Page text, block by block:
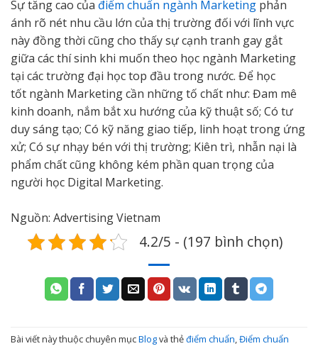
Sự tăng cao của điểm chuẩn ngành Marketing phản
ánh rõ nét nhu cầu lớn của thị trường đối với lĩnh vực
này đồng thời cũng cho thấy sự cạnh tranh gay gắt
giữa các thí sinh khi muốn theo học ngành Marketing
tại các trường đại học top đầu trong nước. Để học
tốt ngành Marketing cần những tố chất như: Đam mê
kinh doanh, nắm bắt xu hướng của kỹ thuật số; Có tư
duy sáng tạo; Có kỹ năng giao tiếp, linh hoạt trong ứng
xử; Có sự nhạy bén với thị trường; Kiên trì, nhẫn nại là
phẩm chất cũng không kém phần quan trọng của
người học Digital Marketing.
Nguồn: Advertising Vietnam
4.2/5 - (197 bình chọn)
Bài viết này thuộc chuyên mụcBlogvà thẻđiểm chuẩn,Điểm chuẩn